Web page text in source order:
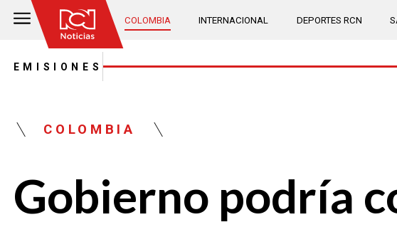
COLOMBIA INTERNACIONAL DEPORTES RCN
EMISIONES
COLOMBIA
Gobierno podría